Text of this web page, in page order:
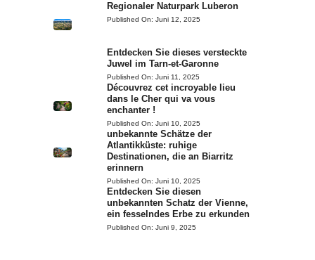
Regionaler Naturpark Luberon
Published On: Juni 12, 2025
Entdecken Sie dieses versteckte
Juwel im Tarn-et-Garonne
Published On: Juni 11, 2025
Découvrez cet incroyable lieu
dans le Cher qui va vous
enchanter !
Published On: Juni 10, 2025
unbekannte Schätze der
Atlantikküste: ruhige
Destinationen, die an Biarritz
erinnern
Published On: Juni 10, 2025
Entdecken Sie diesen
unbekannten Schatz der Vienne,
ein fesselndes Erbe zu erkunden
Published On: Juni 9, 2025